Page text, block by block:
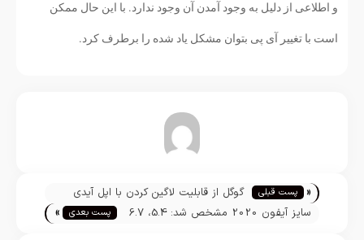
و اطلاعی از دلیل به وجود آمدن آن وجود ندارد. با این حال ممکن
است با تغییر آی پی بتوان مشکل یاد شده را برطرف کرد.
تیم تحریریه « پست قبلی
گوگل از قابلیت لاگین کردن با اپل آیدی
استقبال می‌کند
سایز آیفون 2020 مشخص شد: 5.4، 6.7
پست بعدی »